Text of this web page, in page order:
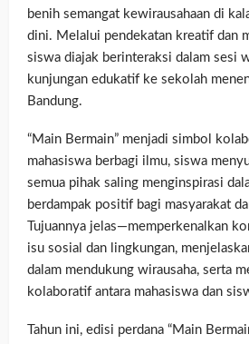
benih semangat kewirausahaan di
dini. Melalui pendekatan kreatif dan
siswa diajak berinteraksi dalam sesi
kunjungan edukatif ke sekolah
Bandung.
“Main Bermain” menjadi simbol
mahasiswa berbagi ilmu, siswa
semua pihak saling menginspirasi
berdampak positif bagi masyarakat
Tujuannya jelas—memperkenalkan
isu sosial dan lingkungan,
dalam mendukung wirausaha, serta
kolaboratif antara mahasiswa dan
Tahun ini, edisi perdana “Main